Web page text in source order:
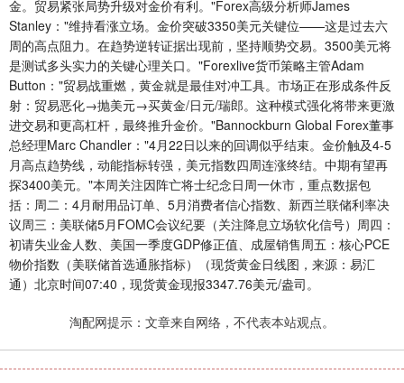
金。贸易紧张局势升级对金价有利。"Forex高级分析师James
Stanley："维持看涨立场。金价突破3350美元关键位——这是过去六
周的高点阻力。在趋势逆转证据出现前，坚持顺势交易。3500美元将
是测试多头实力的关键心理关口。"Forexlive货币策略主管Adam
Button："贸易战重燃，黄金就是最佳对冲工具。市场正在形成条件反
射：贸易恶化→抛美元→买黄金/日元/瑞郎。这种模式强化将带来更激
进交易和更高杠杆，最终推升金价。"Bannockburn Global Forex董事
总经理Marc Chandler："4月22日以来的回调似乎结束。金价触及4-5
月高点趋势线，动能指标转强，美元指数四周连涨终结。中期有望再
探3400美元。"本周关注因阵亡将士纪念日周一休市，重点数据包
括：周二：4月耐用品订单、5月消费者信心指数、新西兰联储利率决
议周三：美联储5月FOMC会议纪要（关注降息立场软化信号）周四：
初请失业金人数、美国一季度GDP修正值、成屋销售周五：核心PCE
物价指数（美联储首选通胀指标）（现货黄金日线图，来源：易汇
通）北京时间07:40，现货黄金现报3347.76美元/盎司。
淘配网提示：文章来自网络，不代表本站观点。